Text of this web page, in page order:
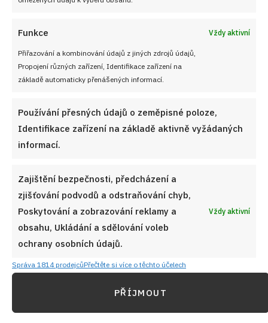
Funkce Vždy aktivní
Přiřazování a kombinování údajů z jiných zdrojů údajů,
Propojení různých zařízení, Identifikace zařízení na
základě automaticky přenášených informací.
Používání přesných údajů o zeměpisné poloze,
Identifikace zařízení na základě aktivně vyžádaných
informací.
Zajištění bezpečnosti, předcházení a
zjišťování podvodů a odstraňování chyb,
Poskytování a zobrazování reklamy a
obsahu, Ukládání a sdělování voleb
ochrany osobních údajů.
Vždy aktivní
Správa 1814 prodejcůPřečtěte si více o těchto účelech
PŘÍJMOUT
liší cenou i kvalitou
Sledujte nás!
NEZMEŠKEJTE ŽÁDNÝ RECEPT!